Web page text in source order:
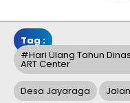
Tag :
#Hari Ulang Tahun
ART Center
Desa Jayaraga